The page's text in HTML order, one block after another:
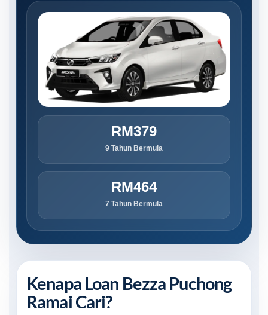
RM379
9 Tahun Bermula
RM464
7 Tahun Bermula
Kenapa Loan Bezza Puchong
Ramai Cari?